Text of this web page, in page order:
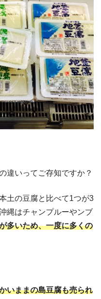
違いってご存知ですか？
土の豆腐と比べて1つが3
縄はチャンプルーやンブ
多いため、一度に多くの
いままの島豆腐も売られ